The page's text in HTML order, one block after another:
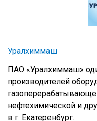
Уралхиммаш
ПАО «Уралхиммаш»
производителей
нефтехимической и
в г. Екатеренбург.